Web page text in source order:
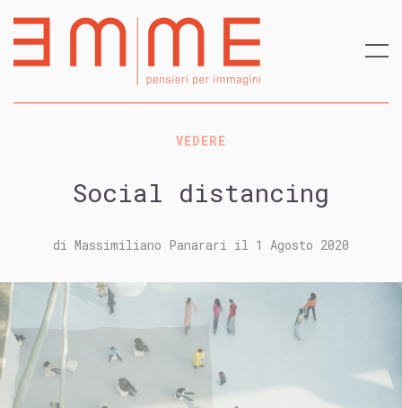
VEDERE
Social distancing
di Massimiliano Panarari il 1 Agosto 2020